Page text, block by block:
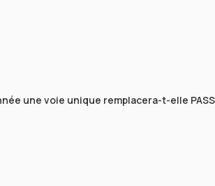
une voie unique remplacera-t-elle PASS